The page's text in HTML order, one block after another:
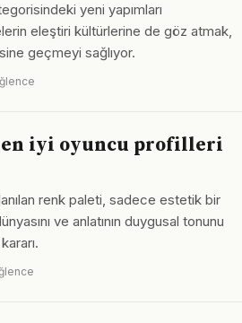
yeni yapımları
eleştiri kültürlerine de göz atmak,
geçmeyi sağlıyor.
en iyi oyuncu profilleri
renk paleti, sadece estetik bir
ve anlatının duygusal tonunu